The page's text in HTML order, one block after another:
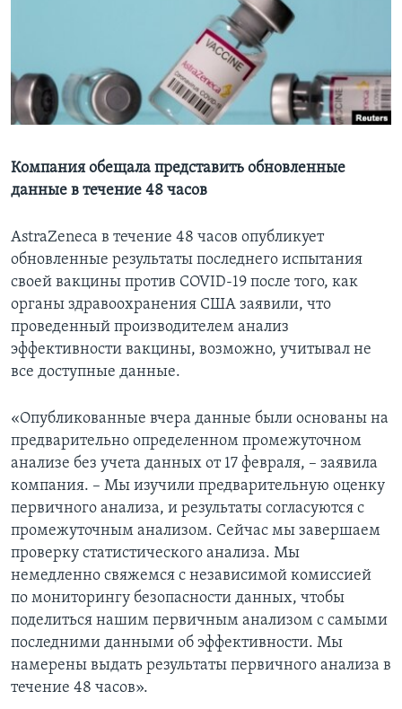
СОЦИАЛЬНЫЕ СЕТИ
Языки
Компания обещала представить обновленные
данные в течение 48 часов
AstraZeneca в течение 48 часов опубликует
обновленные результаты последнего испытания
своей вакцины против COVID-19 после того, как
органы здравоохранения США заявили, что
проведенный производителем анализ
эффективности вакцины, возможно, учитывал не
все доступные данные.
«Опубликованные вчера данные были основаны на
предварительно определенном промежуточном
анализе без учета данных от 17 февраля, – заявила
компания. – Мы изучили предварительную оценку
первичного анализа, и результаты согласуются с
промежуточным анализом. Сейчас мы завершаем
проверку статистического анализа. Мы
немедленно свяжемся с независимой комиссией
по мониторингу безопасности данных, чтобы
поделиться нашим первичным анализом с самыми
последними данными об эффективности. Мы
намерены выдать результаты первичного анализа в
течение 48 часов».